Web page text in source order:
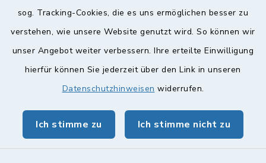
sog. Tracking-Cookies, die es uns ermöglichen besser zu
verstehen, wie unsere Website genutzt wird. So können wir
unser Angebot weiter verbessern. Ihre erteilte Einwilligung
hierfür können Sie jederzeit über den Link in unseren
Datenschutzhinweisen widerrufen.
Ich stimme zu Ich stimme nicht zu
Quicklinks
Landkreis Lichtenfels
geoPortal Lichtenfels